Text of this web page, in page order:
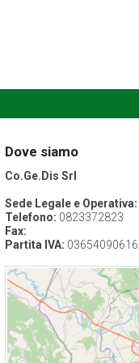
Dove siamo
Co.Ge.Dis Srl
Sede Legale e Operativa:
Telefono: 0823372823
Fax:
Partita IVA: 03654090616